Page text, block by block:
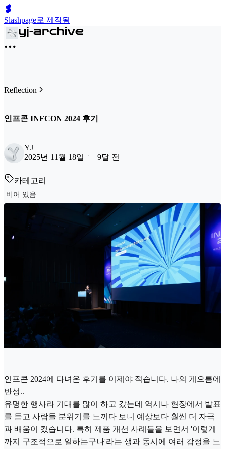
Slashpage로 제작됨
Reflection
인프콘 INFCON 2024 후기
YJ
2025년 11월 18일
9달 전
카테고리
비어 있음
인프콘 2024에 다녀온 후기를 이제야 적습니다. 나의 게으름에
반성..
유명한 행사라 기대를 많이 하고 갔는데 역시나 현장에서 발표
를 듣고 사람들 분위기를 느끼다 보니 예상보다 훨씬 더 자극
과 배움이 컸습니다. 특히 제품 개선 사례들을 보면서 '이렇게
까지 구조적으로 일하는구나'라는 생과 동시에 여러 감정을 느